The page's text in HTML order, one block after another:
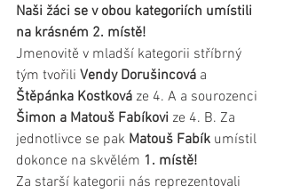
Naši žáci se v obou kategoriích umístili
na krásném 2. místě!
Jmenovitě v mladší kategorii stříbrný
tým tvořili Vendy Dorušincová a
Štěpánka Kostková ze 4. A a sourozenci
Šimon a Matouš Fabíkovi ze 4. B. Za
jednotlivce se pak Matouš Fabík umístil
dokonce na skvělém 1. místě!
Za starší kategorii nás reprezentovali